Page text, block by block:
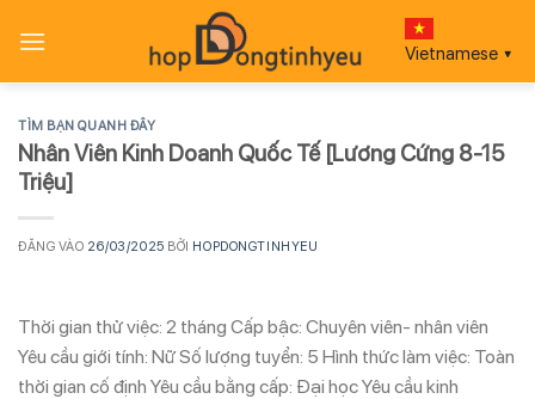
qua
Vietnamese ▼
TÌM BẠN QUANH ĐÂY
Nhân Viên Kinh Doanh Quốc Tế [Lương Cứng 8-15
Triệu]
ĐĂNG VÀO 26/03/2025 BỞI HOPDONGTINHYEU
Thời gian thử việc: 2 tháng Cấp bậc: Chuyên viên- nhân viên
Yêu cầu giới tính: Nữ Số lượng tuyển: 5 Hình thức làm việc: Toàn
thời gian cố định Yêu cầu bằng cấp: Đại học Yêu cầu kinh